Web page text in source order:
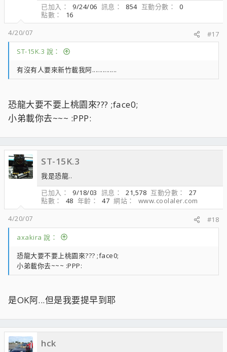
已加入 9/24/06 訊息 854 互動分數
0
點數
16
4/20/07
#17
ST-15K.3 說：
有沒有人要來新竹載我阿..............
恐龍大要不要上桃園來??? ;face0;
小弟載你去~~~ :PPP:
ST-15K.3
我是恐龍..
已加入
9/18/03 訊息 21,578 互動分數
27
點數
48 年齡 47 網站
www.coolaler.com
4/20/07
#18
axakira 說：
恐龍大要不要上桃園來??? ;face0;
小弟載你去~~~ :PPP:
是OK阿...但是我要提早到耶
hck